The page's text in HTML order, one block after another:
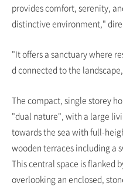
provides comfort, serenity,
distinctive environment,"
"It offers a sanctuary where
d connected to the
The compact, single storey
"dual nature", with a large
towards the sea with full-
wooden terraces including a
This central space is flanked
overlooking an enclosed,